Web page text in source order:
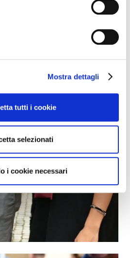
Mostra dettagli
tutti i cookie
selezionati
i cookie necessari